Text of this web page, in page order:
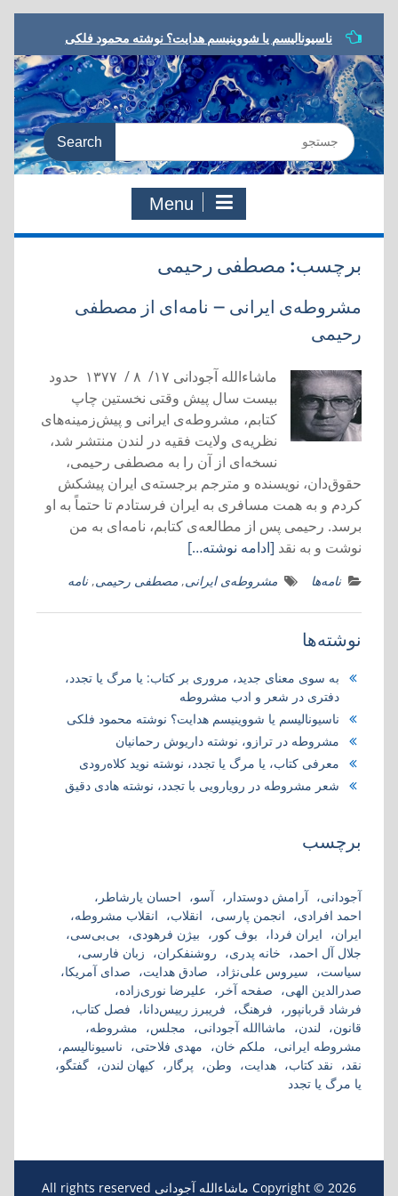
to
content
ناسیونالیسم یا شووینیسم هدایت؟ نوشته محمود فلکی
مشروطه در ترازو، نوشته داریوش رحمانیان
معرفی کتاب، یا مرگ یا تجدد، نوشته نوید کلاه‌رودی
شعر مشروطه در رویارویی با تجدد، نوشته هادی دقیق
به سوی معنای جدید، مروری بر کتاب:‌ یا مرگ یا تجدد،
Search
for:
Menu
برچسب: مصطفی رحیمی
مشروطه‌ی ایرانی – نامه‌ای از مصطفی
رحیمی
ماشاءالله آجودانی ۱۷/ ۸ / ۱۳۷۷ حدود
بیست سال پیش وقتی نخستین چاپ
کتابم، مشروطه‌ی ‌ایرانی و پیش‌زمینه‌های
نظریه‌ی ولایت فقیه در لندن منتشر شد،
نسخه‌ای از آن را به مصطفی رحیمی،
حقوق‌دان، نویسنده و مترجم برجسته‌ی ایران پیشکش
کردم و به همت مسافری به ایران فرستادم تا حتماً به او
برسد. رحیمی پس از مطالعه‌ی کتابم، نامه‌ای به من
نوشت و به نقد [ادامه نوشته…]
نامه‌ها مشروطه‌ی ‌ایرانی, مصطفی رحیمی,نامه‌
نوشته‌ها
به سوی معنای جدید، مروری بر کتاب:‌ یا مرگ یا تجدد،
دفتری در شعر و ادب مشروطه
ناسیونالیسم یا شووینیسم هدایت؟ نوشته محمود فلکی
مشروطه در ترازو، نوشته داریوش رحمانیان
معرفی کتاب، یا مرگ یا تجدد، نوشته نوید کلاه‌رودی
شعر مشروطه در رویارویی با تجدد، نوشته هادی دقیق
برچسب
آجودانی آرامش دوستدار آسو
احسان یارشاطر
احمد افرادی
انجمن پارسی انقلاب
انقلاب مشروطه
ایران
ایران فردا بوف کور بیژن فرهودی
بی‌بی‌سی
جلال آل احمد
خانه پدری روشنفکران
زبان فارسی
سیاست
سیروس علی‌نژاد صادق هدایت
صدای آمریکا
صدرالدین الهی
صفحه آخر
علیرضا نوری‌زاده
فرشاد قربانپور
فرهنگ فریبرز رییس‌دانا
فصل کتاب
قانون
لندن ماشاالله آجودانی مجلس
مشروطه
مشروطه ایرانی
ملکم خان مهدی فلاحتی
ناسیونالیسم
نقد
نقد کتاب هدایت وطن پرگار کیهان لندن
گفتگو
یا مرگ یا تجدد
Copyright © 2026 ماشاءالله آجودانی All rights reserved